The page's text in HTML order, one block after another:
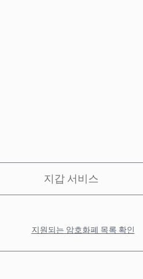
지갑 서비스
지원되는 암호화폐 목록 확인